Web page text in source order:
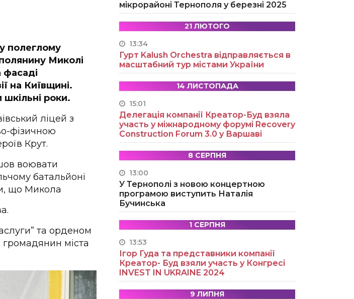
полеглому
Миколі
фасаді
на Київщині.
роки.
ліцей з
фізичною
Крут.
воювати
батальйоні
що Микола
та орденом
міста
мікрорайоні Тернополя у березні 2025
21 ЛЮТОГО
13:34
Гурт Kalush Orchestra відправляється в
масштабний тур містами України
14 ЛИСТОПАДА
15:01
Делегація компанії Креатор-Буд взяла
участь у міжнародному форумі Recovery
Construction Forum 3.0 у Варшаві
8 СЕРПНЯ
13:00
У Тернополі з новою концертною
програмою виступить Наталія
Бучинська
1 СЕРПНЯ
13:53
Ігор Гуда та представники компанії
Креатор- Буд взяли участь у Конгресі
INVEST IN UKRAINE 2024
9 ЛИПНЯ